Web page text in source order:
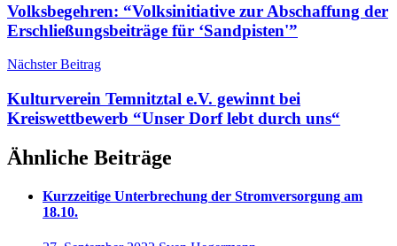
Volksbegehren: “Volksinitiative zur Abschaffung der
Erschließungsbeiträge für ‘Sandpisten'”
Nächster Beitrag
Kulturverein Temnitztal e.V. gewinnt bei
Kreiswettbewerb “Unser Dorf lebt durch uns“
Ähnliche Beiträge
Kurzzeitige Unterbrechung der Stromversorgung am
18.10.